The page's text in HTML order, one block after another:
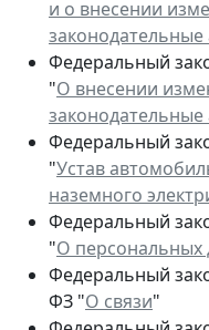
и о внесении
Федеральный
"О внесении
Федеральный
"Устав
наземного
Федеральный
"О персональных
Федеральный
ФЗ "О связи"